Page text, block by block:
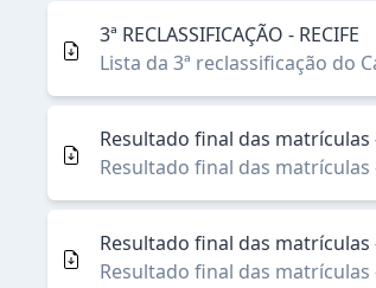
3ª RECLASSIFICAÇÃO - RECIFE
Lista da 3ª reclassificação do
Resultado final das matrículas
Resultado final das matrículas
Resultado final das matrículas
Resultado final das matrículas